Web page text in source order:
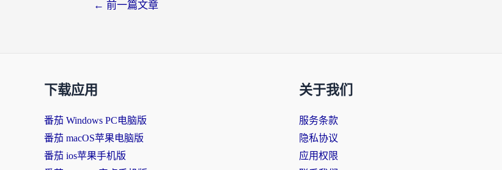
← 前一篇文章
下载应用
番茄 Windows PC电脑版
番茄 macOS苹果电脑版
番茄 ios苹果手机版
关于我们
服务条款
隐私协议
应用权限